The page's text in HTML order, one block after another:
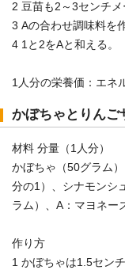
2 豆苗も2～3センチメ
3 Aの合わせ調味料を
4 1と2をAと和える。
1人分の栄養価：エネ
かぼちゃとりんご
材料 分量（1人分）
かぼちゃ（50グラム
分の1）、シナモンシ
ラム）、A：マヨネー
作り方
1 かぼちゃは1.5セン